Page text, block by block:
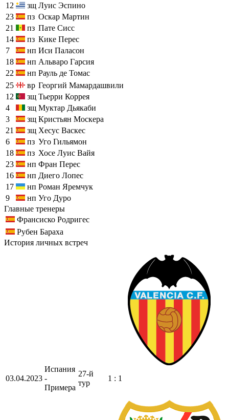
12
зщ Луис Эспино
23
пз Оскар Мартин
21
пз Пате Сисс
14
пз Кике Перес
7
нп Иси Паласон
18
нп Альваро Гарсия
22
нп Рауль де Томас
25
вр Георгий Мамардашвили
12
зщ Тьерри Коррея
4
зщ Муктар Дьякаби
3
зщ Кристьян Москера
21
зщ Хесус Васкес
6
пз Уго Гильямон
18
пз Хосе Луис Вайя
23
нп Фран Перес
16
нп Диего Лопес
17
нп Роман Яремчук
9
нп Уго Дуро
Главные тренеры
Франсиско Родригес
Рубен Бараха
История личных встреч
03.04.2023
Испания
-
Примера
27-й
тур
1 : 1